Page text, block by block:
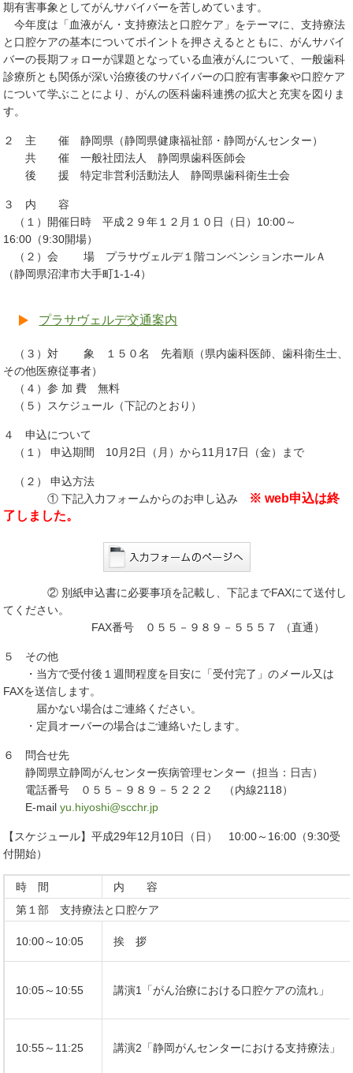
期有害事象としてがんサバイバーを苦しめています。
今年度は「血液がん・支持療法と口腔ケア」をテーマに、支持療法
と口腔ケアの基本についてポイントを押さえるとともに、がんサバイ
バーの長期フォローが課題となっている血液がんについて、一般歯科
診療所とも関係が深い治療後のサバイバーの口腔有害事象や口腔ケア
について学ぶことにより、がんの医科歯科連携の拡大と充実を図りま
す。
２ 主 催 静岡県（静岡県健康福祉部・静岡がんセンター）
共 催 一般社団法人 静岡県歯科医師会
後 援 特定非営利活動法人 静岡県歯科衛生士会
３ 内 容
（１）開催日時 平成２９年１２月１０日（日）10:00～
16:00（9:30開場）
（２）会 場 プラサヴェルデ１階コンベンションホールＡ
（静岡県沼津市大手町1-1-4）
プラサヴェルデ交通案内
（３）対 象 １５０名 先着順（県内歯科医師、歯科衛生士、
その他医療従事者）
（４）参 加 費 無料
（５）スケジュール（下記のとおり）
４ 申込について
（１） 申込期間 10月2日（月）から11月17日（金）まで
（２） 申込方法
① 下記入力フォームからのお申し込み ※ web申込は終
了しました。
② 別紙申込書に必要事項を記載し、下記までFAXにて送付し
てください。
FAX番号 ０５５－９８９－５５５７ （直通）
５ その他
・当方で受付後１週間程度を目安に「受付完了」のメール又は
FAXを送信します。
届かない場合はご連絡ください。
・定員オーバーの場合はご連絡いたします。
６ 問合せ先
静岡県立静岡がんセンター疾病管理センター（担当：日吉）
電話番号 ０５５－９８９－５２２２ （内線2118）
E-mailyu.hiyoshi@scchr.jp
【スケジュール】平成29年12月10日（日） 10:00～16:00（9:30受
付開始）
時 間
内 容
第１部 支持療法と口腔ケア
10:00～10:05 挨 拶
10:05～10:55 講演1「がん治療における口腔ケアの流れ」
10:55～11:25 講演2「静岡がんセンターにおける支持療法」